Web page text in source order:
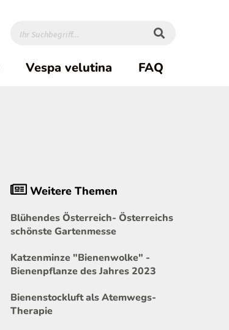
Vespa velutina FAQ
Weitere Themen
Blühendes Österreich- Österreichs
schönste Gartenmesse
Katzenminze "Bienenwolke" -
Bienenpflanze des Jahres 2023
Bienenstockluft als Atemwegs-
Therapie